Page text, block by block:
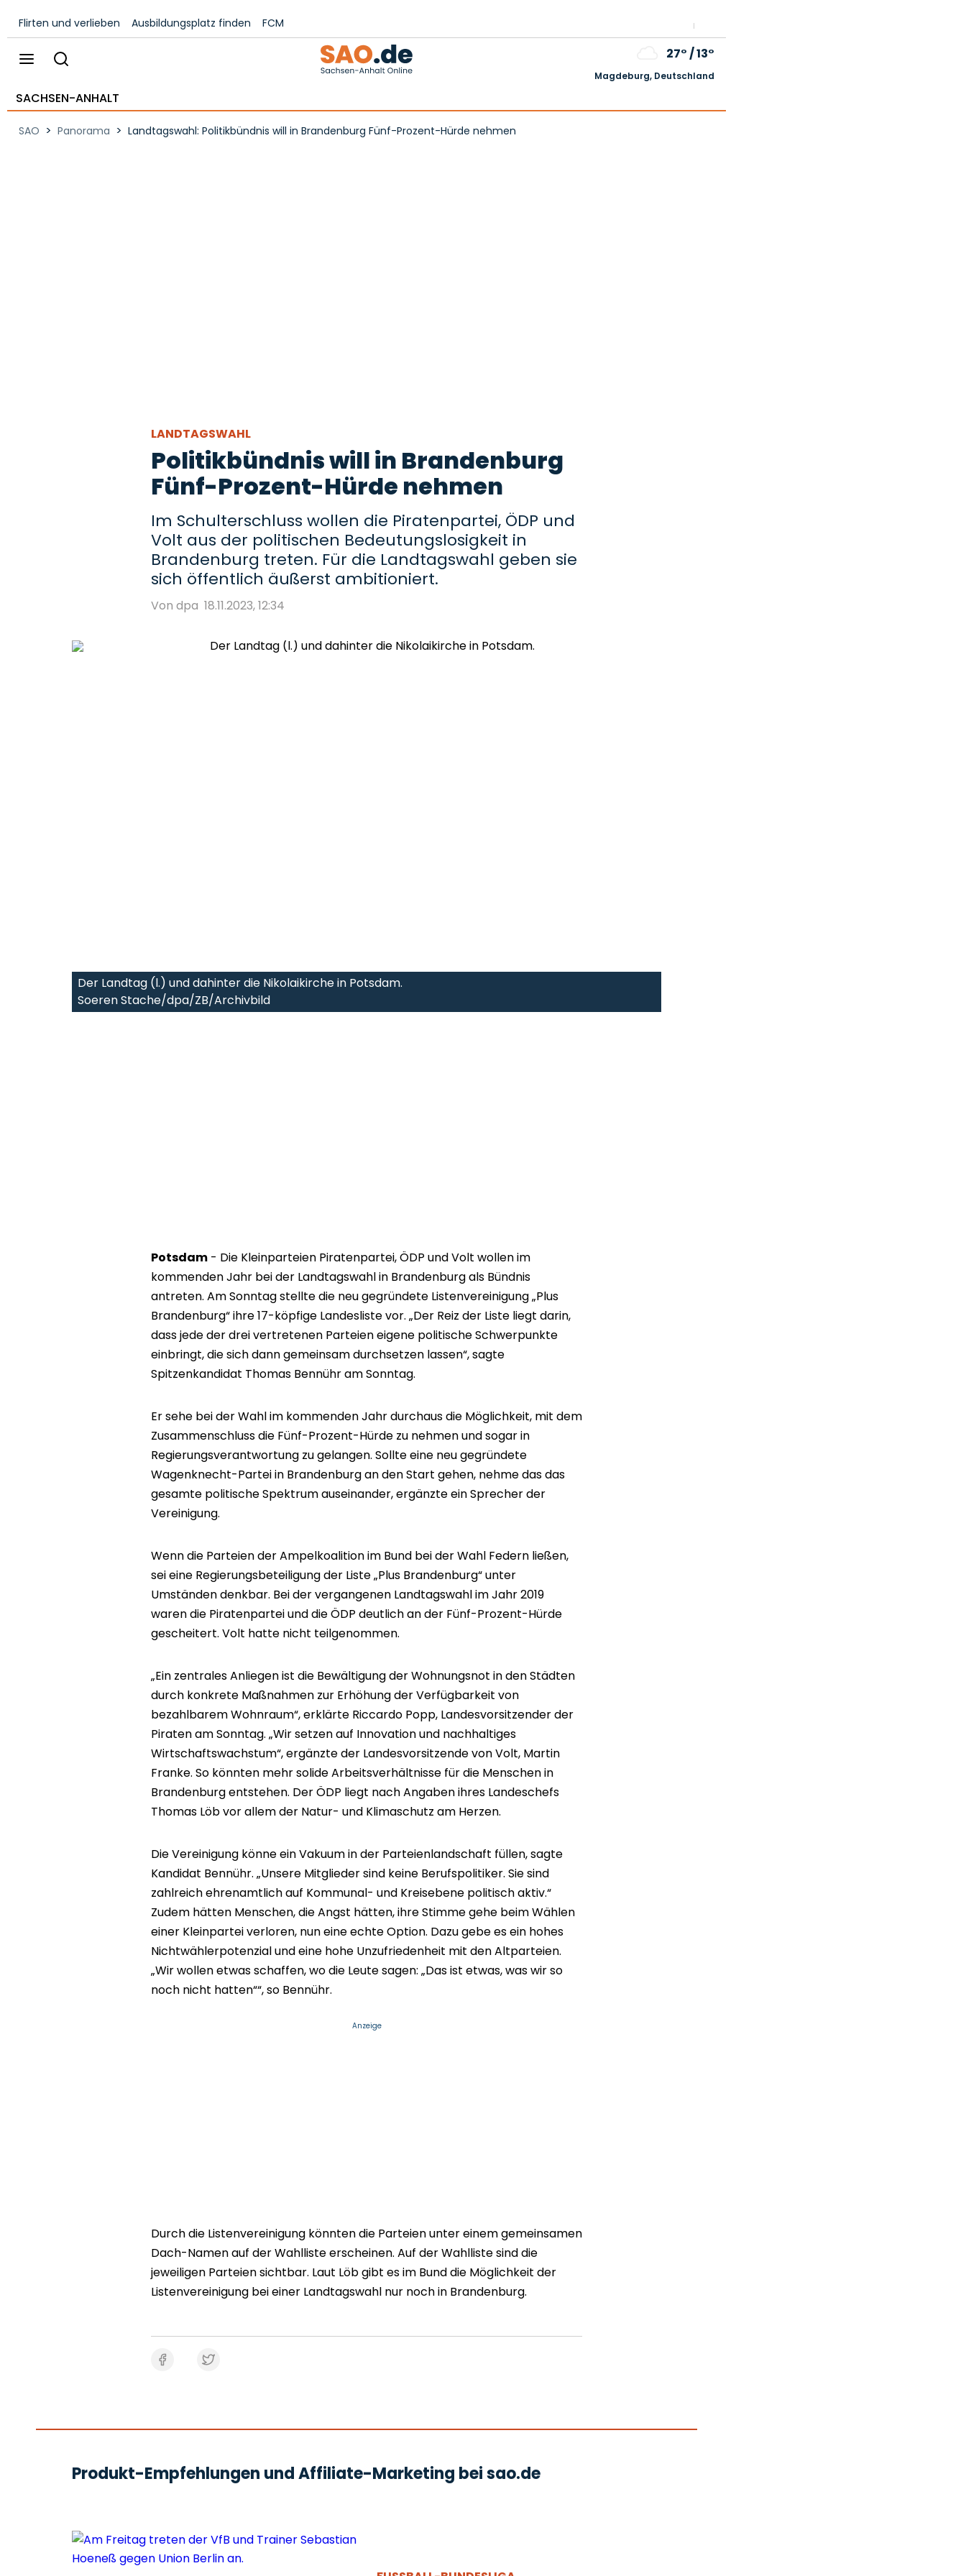
Flirten und verlieben Ausbildungsplatz finden FCM
27°/13°
Magdeburg, Deutschland
SACHSEN-ANHALT
SAO > Panorama > Landtagswahl: Politikbündnis will in Brandenburg Fünf-Prozent-Hürde nehmen
LANDTAGSWAHL
Politikbündnis will in Brandenburg
Fünf-Prozent-Hürde nehmen
Im Schulterschluss wollen die Piratenpartei, ÖDP und
Volt aus der politischen Bedeutungslosigkeit in
Brandenburg treten. Für die Landtagswahl geben sie
sich öffentlich äußerst ambitioniert.
Von dpa 18.11.2023, 12:34
Der Landtag (l.) und dahinter die Nikolaikirche in Potsdam.
Soeren Stache/dpa/ZB/Archivbild
Potsdam - Die Kleinparteien Piratenpartei, ÖDP und Volt wollen im
kommenden Jahr bei der Landtagswahl in Brandenburg als Bündnis
antreten. Am Sonntag stellte die neu gegründete Listenvereinigung „Plus
Brandenburg“ ihre 17-köpfige Landesliste vor. „Der Reiz der Liste liegt darin,
dass jede der drei vertretenen Parteien eigene politische Schwerpunkte
einbringt, die sich dann gemeinsam durchsetzen lassen“, sagte
Spitzenkandidat Thomas Bennühr am Sonntag.
Er sehe bei der Wahl im kommenden Jahr durchaus die Möglichkeit, mit dem
Zusammenschluss die Fünf-Prozent-Hürde zu nehmen und sogar in
Regierungsverantwortung zu gelangen. Sollte eine neu gegründete
Wagenknecht-Partei in Brandenburg an den Start gehen, nehme das das
gesamte politische Spektrum auseinander, ergänzte ein Sprecher der
Vereinigung.
Wenn die Parteien der Ampelkoalition im Bund bei der Wahl Federn ließen,
sei eine Regierungsbeteiligung der Liste „Plus Brandenburg“ unter
Umständen denkbar. Bei der vergangenen Landtagswahl im Jahr 2019
waren die Piratenpartei und die ÖDP deutlich an der Fünf-Prozent-Hürde
gescheitert. Volt hatte nicht teilgenommen.
„Ein zentrales Anliegen ist die Bewältigung der Wohnungsnot in den Städten
durch konkrete Maßnahmen zur Erhöhung der Verfügbarkeit von
bezahlbarem Wohnraum“, erklärte Riccardo Popp, Landesvorsitzender der
Piraten am Sonntag. „Wir setzen auf Innovation und nachhaltiges
Wirtschaftswachstum“, ergänzte der Landesvorsitzende von Volt, Martin
Franke. So könnten mehr solide Arbeitsverhältnisse für die Menschen in
Brandenburg entstehen. Der ÖDP liegt nach Angaben ihres Landeschefs
Thomas Löb vor allem der Natur- und Klimaschutz am Herzen.
Die Vereinigung könne ein Vakuum in der Parteienlandschaft füllen, sagte
Kandidat Bennühr. „Unsere Mitglieder sind keine Berufspolitiker. Sie sind
zahlreich ehrenamtlich auf Kommunal- und Kreisebene politisch aktiv.“
Zudem hätten Menschen, die Angst hätten, ihre Stimme gehe beim Wählen
einer Kleinpartei verloren, nun eine echte Option. Dazu gebe es ein hohes
Nichtwählerpotenzial und eine hohe Unzufriedenheit mit den Altparteien.
„Wir wollen etwas schaffen, wo die Leute sagen: „Das ist etwas, was wir so
noch nicht hatten““, so Bennühr.
Anzeige
Durch die Listenvereinigung könnten die Parteien unter einem gemeinsamen
Dach-Namen auf der Wahlliste erscheinen. Auf der Wahlliste sind die
jeweiligen Parteien sichtbar. Laut Löb gibt es im Bund die Möglichkeit der
Listenvereinigung bei einer Landtagswahl nur noch in Brandenburg.
Produkt-Empfehlungen und Affiliate-Marketing bei sao.de